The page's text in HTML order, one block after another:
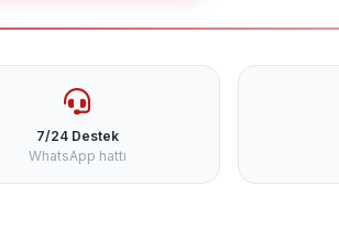
7/24 Destek
WhatsApp hattı